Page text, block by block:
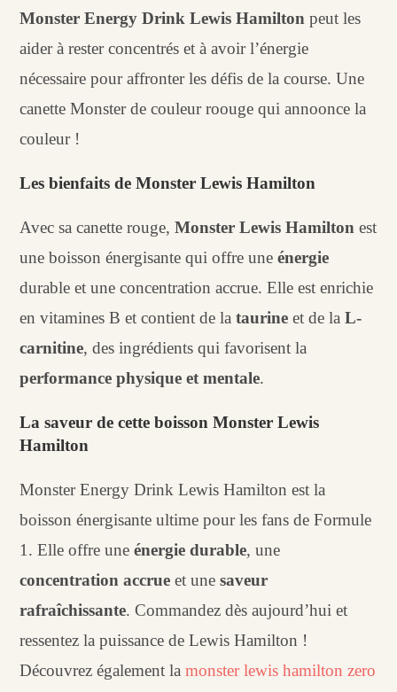
Monster Energy Drink Lewis Hamilton peut les
aider à rester concentrés et à avoir l’énergie
nécessaire pour affronter les défis de la course. Une
canette Monster de couleur roouge qui annoonce la
couleur !
Les bienfaits de Monster Lewis Hamilton
Avec sa canette rouge, Monster Lewis Hamilton est
une boisson énergisante qui offre uneénergie
durable et une concentration accrue. Elle est enrichie
en vitamines B et contient de lataurine et de laL-
carnitine, des ingrédients qui favorisent la
performance physique et mentale.
La saveur de cette boisson Monster Lewis
Hamilton
Monster Energy Drink Lewis Hamilton est la
boisson énergisante ultime pour les fans de Formule
1. Elle offre uneénergie durable, une
concentration accrue et unesaveur
rafraîchissante. Commandez dès aujourd’hui et
ressentez la puissance de Lewis Hamilton !
Découvrez également lamonster lewis hamilton zero